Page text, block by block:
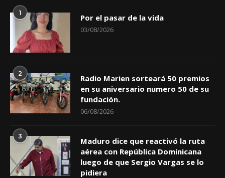
1 Por el pasar de la vida
03/08/2026
2
Radio Marien sorteará 50 premios
en su aniversario numero 50 de su
fundación.
06/08/2026
3
Maduro dice que reactivó la ruta
aérea con República Dominicana
luego de que Sergio Vargas se lo
pidiera